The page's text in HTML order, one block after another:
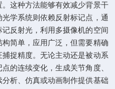
这种方法能够有效减少背景干
学系统则依赖反射标记点，通
反射光，利用多摄像机的空间
简单，应用广泛，但需要精确
捉精度。无论主动还是被动系
的连续变化，生成关节角度、
析、仿真或动画制作提供基础